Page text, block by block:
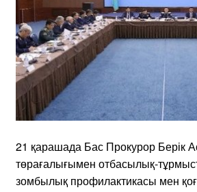
21 қарашада Бас Прокурор Берік
төрағалығымен отбасылық-
зомбылық профилактикасы мен